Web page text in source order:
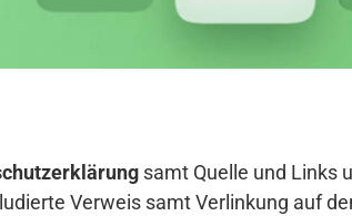
samt Quelle und Links
Verweis samt Verlinkung auf